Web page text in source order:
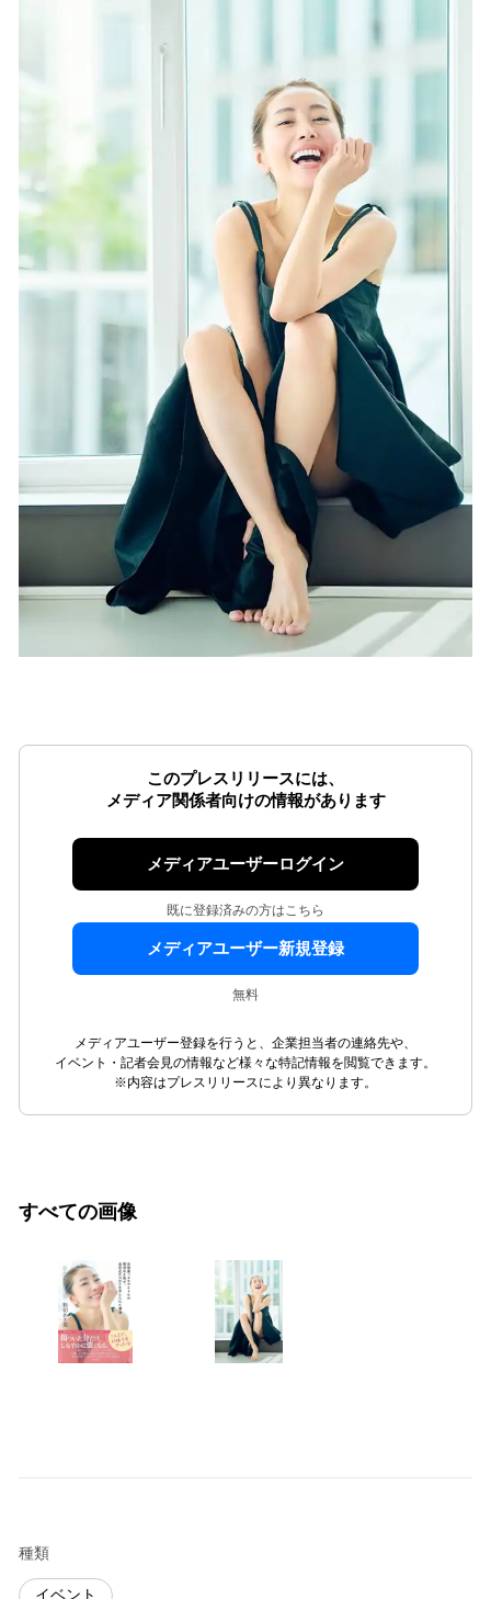
このプレスリリースには、
メディア関係者向けの情報があります
メディアユーザーログイン
既に登録済みの方はこちら
メディアユーザー新規登録
無料
メディアユーザー登録を行うと、企業担当者の連絡先や、
イベント・記者会見の情報など様々な特記情報を閲覧できます。
※内容はプレスリリースにより異なります。
すべての画像
種類
イベント